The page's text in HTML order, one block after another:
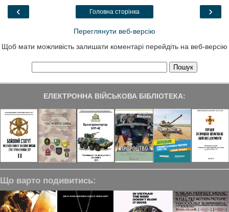
o
a
‹ ›
Головна сторінка
Переглянути веб-версію
Щоб мати можливість залишати коментарі перейдіть на веб-версію
ЕЛЕКТРОННА ВІЙСЬКОВА БІБЛІОТЕКА:
Що варто подивитись: